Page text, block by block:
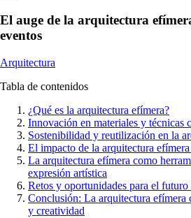
El auge de la arquitectura
eventos
Arquitectura
Tabla de contenidos
¿Qué es la arquitectura efímera?
Innovación en materiales y técnicas
Sostenibilidad y reutilización en la
El impacto de la arquitectura
La arquitectura efímera como
expresión artística
Retos y oportunidades para el
Conclusión: La arquitectura efímera
y creatividad